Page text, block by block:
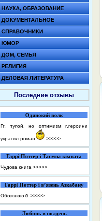
НАУКА, ОБРАЗОВАНИЕ
ДОКУМЕНТАЛЬНОЕ
СПРАВОЧНИКИ
ЮМОР
ДОМ, СЕМЬЯ
РЕЛИГИЯ
ДЕЛОВАЯ ЛИТЕРАТУРА
Последние отзывы
Одинокий волк
Гг. тупой, но оптимизм г.героини
украсил роман >>>>>
Гаррі Поттер і Таємна кімната
Чудова книга >>>>>
Гаррі Поттер і в’язень Азкабану
Обожнюю☺️ >>>>>
Любовь в полдень